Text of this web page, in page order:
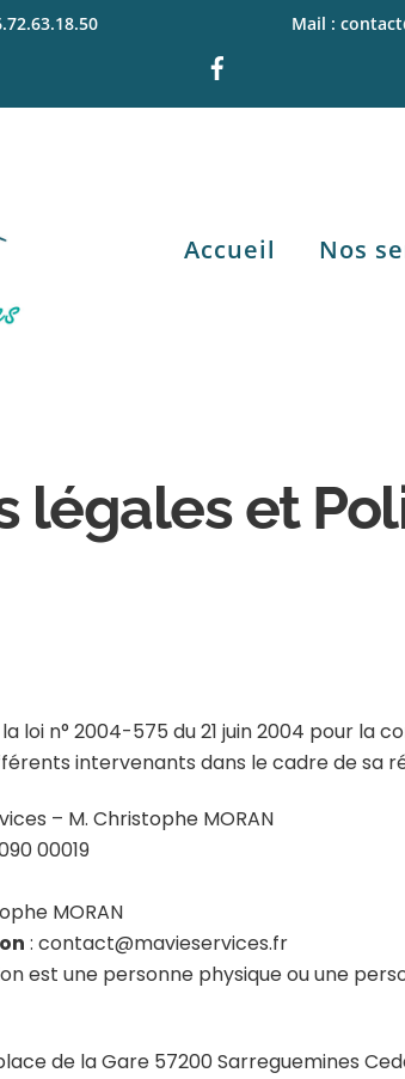
Mail :
Accueil Nos
légales et
loi n° 2004-575 du 21 juin 2004 pour la
intervenants dans le cadre de sa
– M. Christophe MORAN
00019
MORAN
: contact@mavieservices.fr
est une personne physique ou une
de la Gare 57200 Sarreguemines